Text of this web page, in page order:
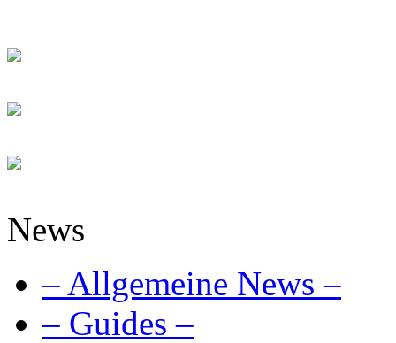
News
– Allgemeine News –
– Guides –